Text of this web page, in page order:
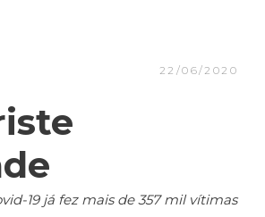
22/06/2020
19 já fez mais de 357 mil vítimas